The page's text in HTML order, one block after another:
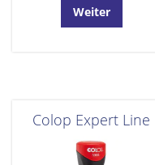
Weiter
Colop Expert Line